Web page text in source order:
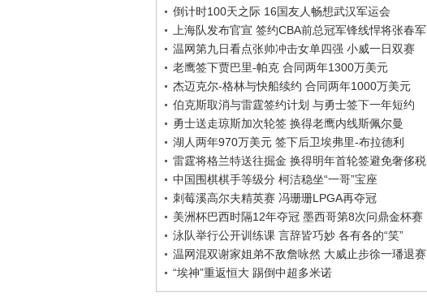
倒计时100天之际 16国友人畅想武汉军运会
上海队发布官宣 签约CBA前总冠军锋线悍将张春军
温网第九日看点张帅冲击女单四强 小威一日双赛
老鹰签下贾巴里-帕克 合同两年1300万美元
杰迈克尔-格林与快船续约 合同两年1000万美元
伯克斯取消与雷霆签约计划 与勇士签下一年短约
勇士送走琼斯加次轮签 换得老鹰内线斯佩尔曼
湖人两年970万美元 签下后卫埃弗里-布拉德利
雷霆将格兰特送往掘金 换得明年首轮签避免奢侈税
中国围棋棋手等级分 柯洁稳坐“一哥”宝座
刺莓溪高尔夫精英赛 冯珊珊LPGA再夺冠
美洲杯巴西时隔12年夺冠 墨西哥第8次问鼎金杯赛
泳队举行公开训练课 言辞皆巧妙 各有各的“笑”
温网混双谢家姐弟不敌詹咏然 大威止步徐一璠退赛
“埃神”重返恒大 踢倒中超多米诺